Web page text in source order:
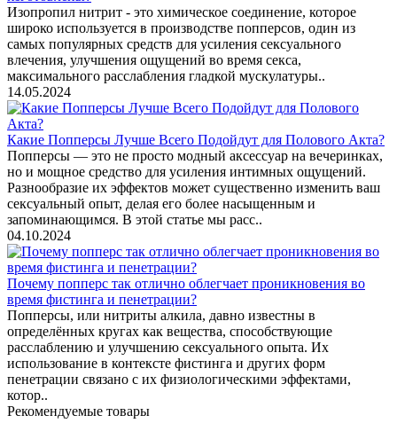
Изопропил нитрит - это химическое соединение, которое
широко используется в производстве попперсов, один из
самых популярных средств для усиления сексуального
влечения, улучшения ощущений во время секса,
максимального расслабления гладкой мускулатуры..
14.05.2024
Какие Попперсы Лучше Всего Подойдут для Полового Акта?
Попперсы — это не просто модный аксессуар на вечеринках,
но и мощное средство для усиления интимных ощущений.
Разнообразие их эффектов может существенно изменить ваш
сексуальный опыт, делая его более насыщенным и
запоминающимся. В этой статье мы расс..
04.10.2024
Почему попперс так отлично облегчает проникновения во
время фистинга и пенетрации?
Попперсы, или нитриты алкила, давно известны в
определённых кругах как вещества, способствующие
расслаблению и улучшению сексуального опыта. Их
использование в контексте фистинга и других форм
пенетрации связано с их физиологическими эффектами,
котор..
Рекомендуемые товары